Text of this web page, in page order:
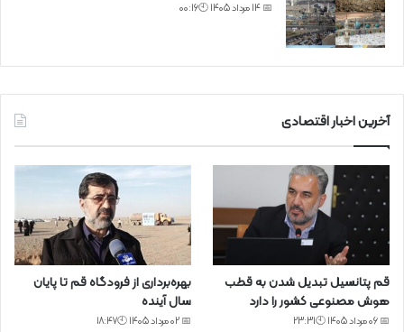
📅 14 مرداد 1405 🕙00:16
آخرین اخبار اقتصادی
قم پتانسیل تبدیل شدن به قطب
هوش مصنوعی کشور را دارد
📅 06 مرداد 1405 🕙23:31
بهره‌برداری از فرودگاه قم تا پایان
سال آینده
📅 02 مرداد 1405 🕙18:47